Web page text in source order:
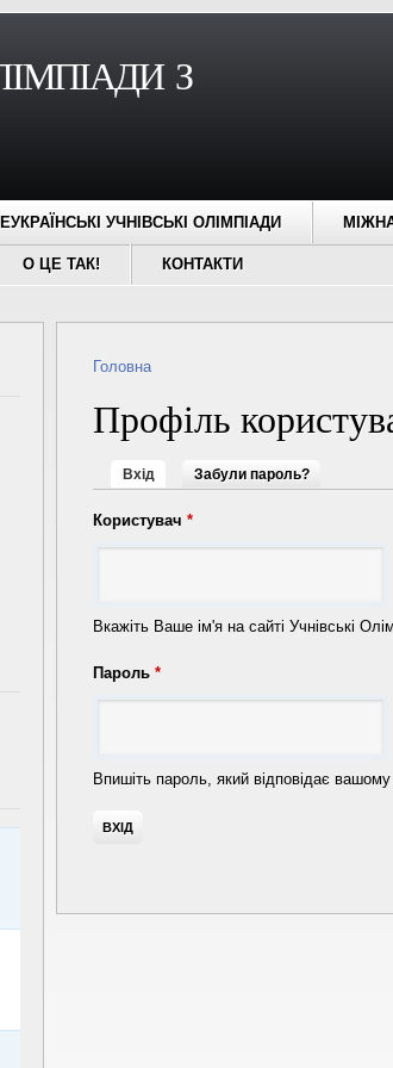
з
УЧНІВСЬКІ ОЛІМПІАДИ
О ЦЕ ТАК! КОНТАКТИ
Ви є тут
Головна
Профіль
Первинні вкладки
Вхід (активна вкладка)
Забули пароль?
Користувач *
Вкажіть Ваше ім'я на сайті Учнівські
Пароль *
Впишіть пароль, який відповідає вашому